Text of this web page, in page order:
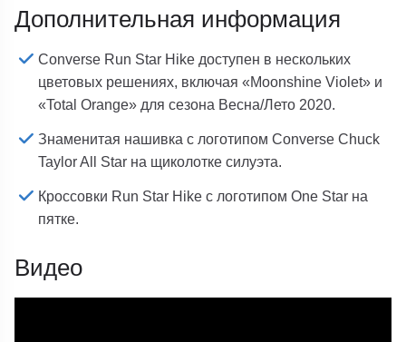
Дополнительная информация
Converse Run Star Hike доступен в нескольких
цветовых решениях, включая «Moonshine Violet» и
«Total Orange» для сезона Весна/Лето 2020.
Знаменитая нашивка с логотипом Converse Chuck
Taylor All Star на щиколотке силуэта.
Кроссовки Run Star Hike с логотипом One Star на
пятке.
Видео